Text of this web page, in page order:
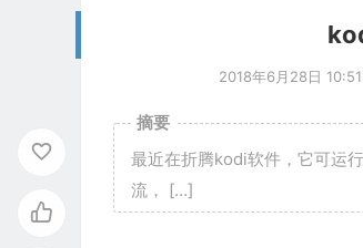
2018年6月28日
摘要
最近在折腾kodi软件，它可运
流， […]